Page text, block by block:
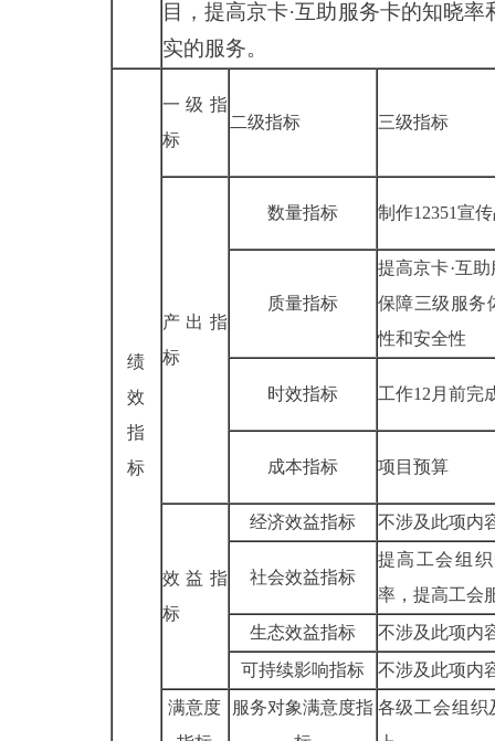
目，提高京卡·互助服务卡的知晓
实的服务。
绩
效
指
标
一级指
标
二级指标 三级指标
产出指
标
数量指标 制作12351宣
质量指标
提高京卡·互
保障三级服务
性和安全性
时效指标 工作12月前完
成本指标 项目预算
效益指
标
经济效益指标 不涉及此项内
社会效益指标
提高工会组
率，提高工会
生态效益指标
不涉及此项内
可持续影响指标
不涉及此项内
满意度
服务对象满意度指 各级工会组织